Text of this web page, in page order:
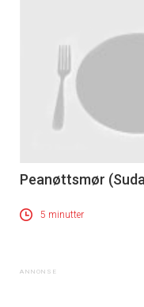
Peanøttsmør
5 minutter